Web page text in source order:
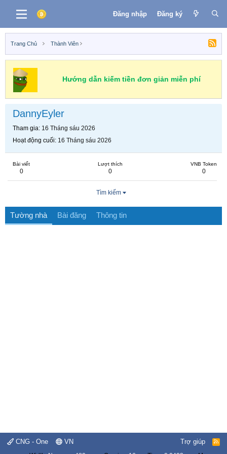
Đăng nhập Đăng ký
Trang Chủ Thành Viên
Hướng dẫn kiếm tiền đơn giản miễn phí
DannyEyler
Tham gia 16 Tháng sáu 2026
Hoạt động cuối 16 Tháng sáu 2026
Bài viết
0
Lượt thích
0
VNB Token
0
Tìm kiếm
Tường nhà Bài đăng Thông tin
CNG - One VN Trợ giúp
R